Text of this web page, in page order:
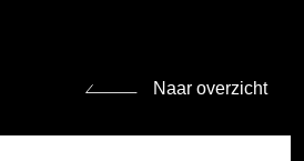
Naar overzicht